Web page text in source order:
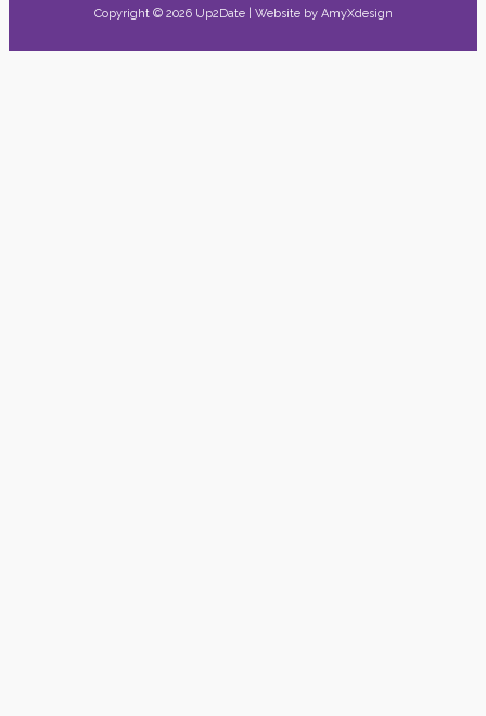
Copyright © 2026 Up2Date | Website by AmyXdesign